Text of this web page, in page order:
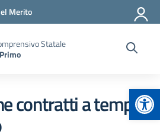
Merito
Statale
contratti a tempo